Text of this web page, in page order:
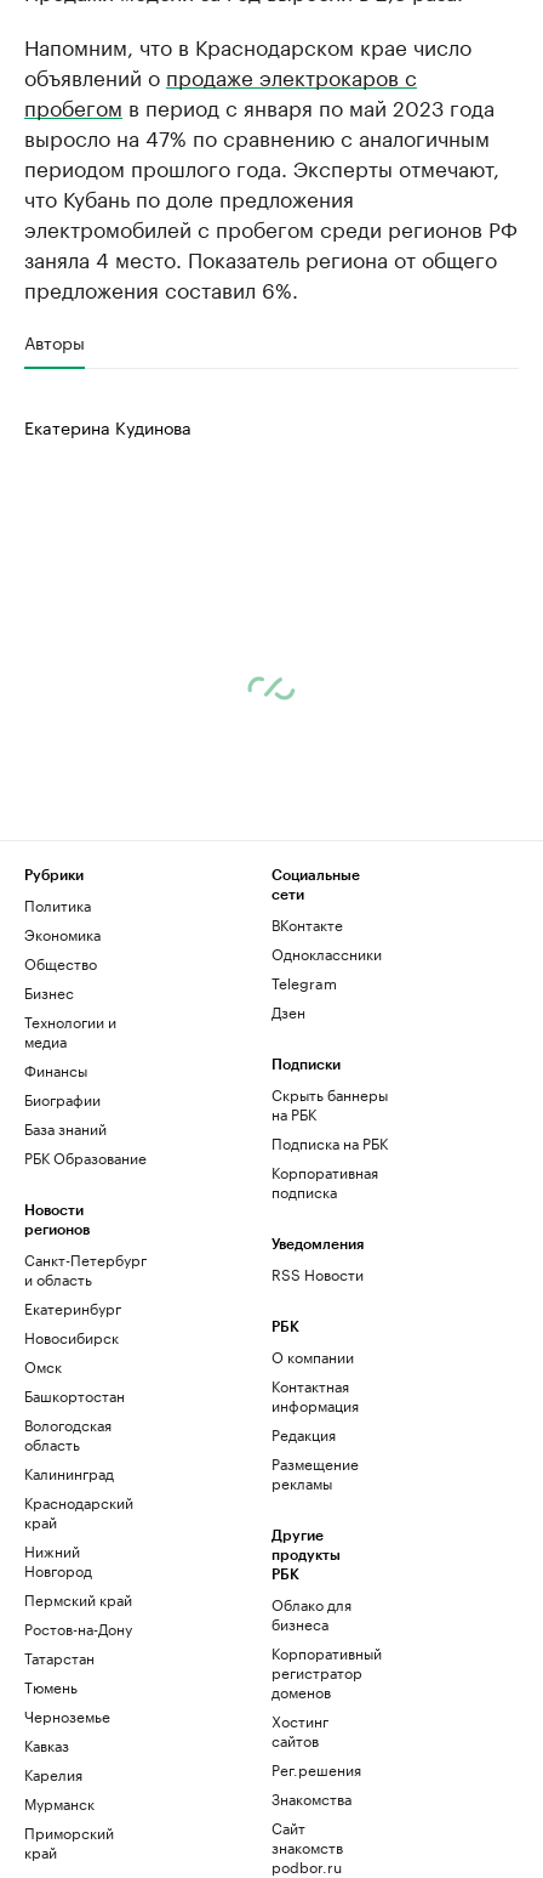
Напомним, что в Краснодарском крае число
объявлений о продаже электрокаров с
пробегом в период с января по май 2023 года
выросло на 47% по сравнению с аналогичным
периодом прошлого года. Эксперты отмечают,
что Кубань по доле предложения
электромобилей с пробегом среди регионов РФ
заняла 4 место. Показатель региона от общего
предложения составил 6%.
Авторы
Екатерина Кудинова
Рубрики
Политика
Экономика
Общество
Бизнес
Технологии и
медиа
Финансы
Биографии
База знаний
РБК Образование
Новости
регионов
Санкт-Петербург
и область
Екатеринбург
Новосибирск
Омск
Башкортостан
Вологодская
область
Калининград
Краснодарский
край
Нижний
Новгород
Пермский край
Ростов-на-Дону
Татарстан
Тюмень
Черноземье
Кавказ
Карелия
Мурманск
Приморский
край
Социальные
сети
ВКонтакте
Одноклассники
Telegram
Дзен
Подписки
Скрыть баннеры
на РБК
Подписка на РБК
Корпоративная
подписка
Уведомления
RSS Новости
РБК
О компании
Контактная
информация
Редакция
Размещение
рекламы
Другие
продукты
РБК
Облако для
бизнеса
Корпоративный
регистратор
доменов
Хостинг
сайтов
Рег.решения
Знакомства
Сайт
знакомств
podbor.ru